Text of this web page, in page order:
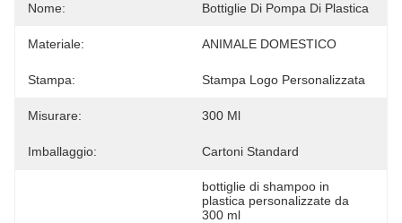
Nome: Bottiglie Di Pompa Di Plastica
Materiale: ANIMALE DOMESTICO
Stampa: Stampa Logo Personalizzata
Misurare: 300 Ml
Imballaggio: Cartoni Standard
bottiglie di shampoo in
plastica personalizzate da
300 ml